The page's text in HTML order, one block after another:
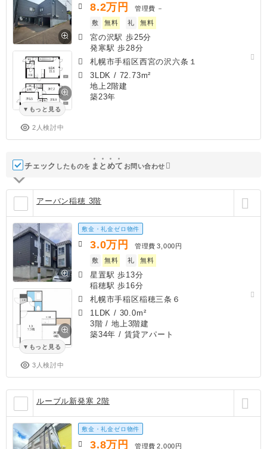
もっと見る
2人検討中
8.2万円 管理費 －
敷
無料 礼 無料
宮の沢駅 歩25分
発寒駅 歩28分
札幌市手稲区西宮の沢六条１
3LDK / 72.73m²
地上2階建
築23年
チェック したものを ま と めて お問い合わせ
アーバン稲穂 3階
もっと見る
3人検討中
敷金・礼金ゼロ物件
3.0万円 管理費 3,000円
敷
無料 礼 無料
星置駅 歩13分
稲穂駅 歩16分
札幌市手稲区稲穂三条６
1LDK / 30.0m²
3階 / 地上3階建
築34年 / 賃貸アパート
ルーブル新発寒 2階
敷金・礼金ゼロ物件
3.8万円 管理費 2,000円